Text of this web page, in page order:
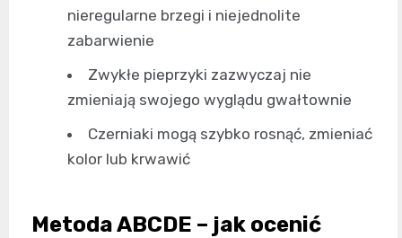
nieregularne brzegi i niejednolite
zabarwienie
Zwykłe pieprzyki zazwyczaj nie
zmieniają swojego wyglądu gwałtownie
Czerniaki mogą szybko rosnąć, zmieniać
kolor lub krwawić
Metoda ABCDE – jak ocenić